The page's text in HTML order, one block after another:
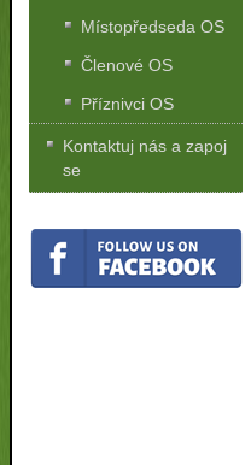
Místopředseda OS
Členové OS
Příznivci OS
Kontaktuj nás a zapoj
se